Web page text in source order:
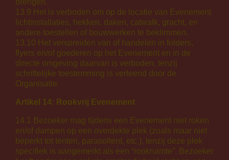
brengen.
13.9 Het is verboden om op de locatie van Evenement
lichtinstallaties, hekken, daken, catwalk, gracht, en
andere toestellen of bouwwerken te beklimmen.
13.10 Het verspreiden van of handelen in folders,
flyers en/of goederen op het Evenement en in de
directe omgeving daarvan is verboden, tenzij
schriftelijke toestemming is verleend door de
Organisatie.
Artikel 14: Rookvrij Evenement
14.1 Bezoeker mag tijdens een Evenement niet roken
en/of dampen op een overdekte plek (zoals maar niet
beperkt tot tenten, parasoltent, etc.), tenzij deze plek
specifiek is aangemerkt als een “rookruimte”. Bezoeker